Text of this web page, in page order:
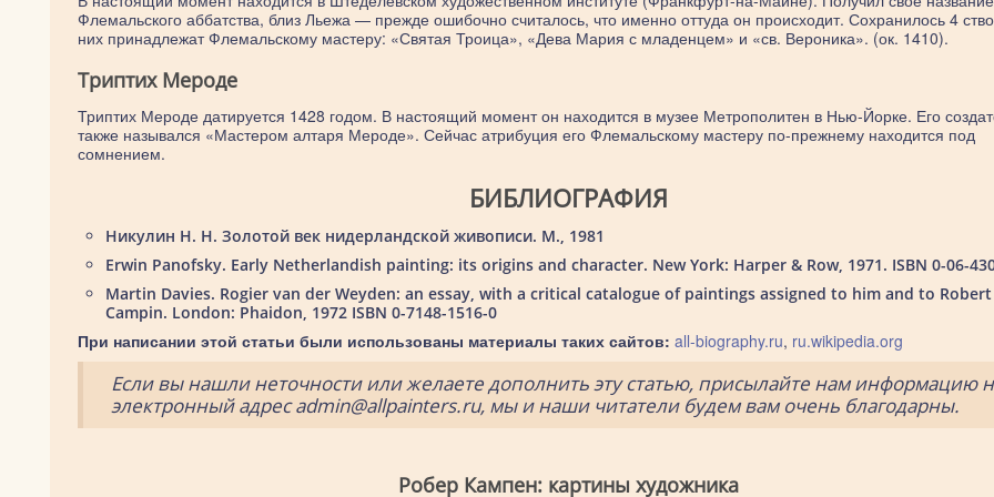
Флемальского аббатства, близ Льежа — прежде ошибочно считалось, что именно оттуда он происходит. Сохранилось 4
них принадлежат Флемальскому мастеру: «Святая Троица», «Дева Мария с младенцем» и «св. Вероника». (ок. 1410).
Триптих Мероде
Триптих Мероде датируется 1428 годом. В настоящий момент он находится в музее Метрополитен в Нью-Йорке. Его
также назывался «Мастером алтаря Мероде». Сейчас атрибуция его Флемальскому мастеру по-прежнему находится под
сомнением.
БИБЛИОГРАФИЯ
Никулин Н. Н. Золотой век нидерландской живописи. М., 1981
Erwin Panofsky. Early Netherlandish painting: its origins and character. New York: Harper & Row, 1971. ISBN 0-06-
Martin Davies. Rogier van der Weyden: an essay, with a critical catalogue of paintings assigned to him and to Robert
Campin. London: Phaidon, 1972 ISBN 0-7148-1516-0
При написании этой статьи были использованы материалы таких сайтов: all-biography.ru, ru.wikipedia.org
Если вы нашли неточности или желаете дополнить эту статью, присылайте нам информацию
электронный адрес admin@allpainters.ru, мы и наши читатели будем вам очень благодарны.
Робер Кампен: картины художника